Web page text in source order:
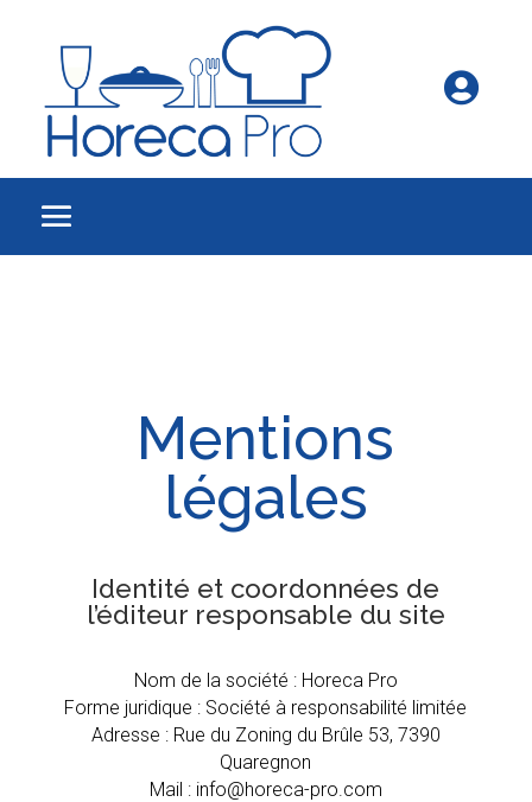

Mentions
légales
Identité et coordonnées de
l’éditeur responsable du site
Nom de la société : Horeca Pro
Forme juridique : Société à responsabilité limitée
Adresse : Rue du Zoning du Brûle 53, 7390
Quaregnon
Mail : info@horeca-pro.com